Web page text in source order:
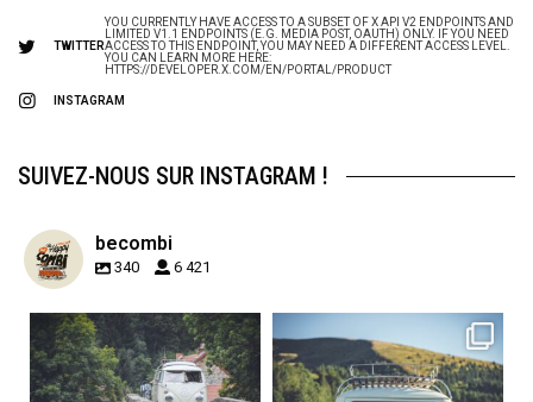
TWITTER
YOU CURRENTLY HAVE ACCESS TO A SUBSET OF X API V2 ENDPOINTS AND
LIMITED V1.1 ENDPOINTS (E.G. MEDIA POST, OAUTH) ONLY. IF YOU NEED
ACCESS TO THIS ENDPOINT, YOU MAY NEED A DIFFERENT ACCESS LEVEL.
YOU CAN LEARN MORE HERE:
HTTPS://DEVELOPER.X.COM/EN/PORTAL/PRODUCT
INSTAGRAM
SUIVEZ-NOUS SUR INSTAGRAM !
becombi
340 6 421
becombi